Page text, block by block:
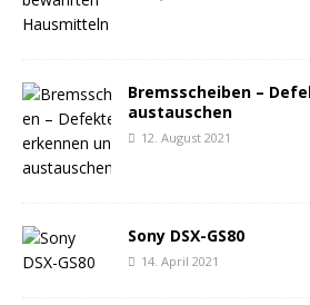
Bremsscheiben –
austauschen
12. August 2021
Sony DSX-GS80
14. April 2021